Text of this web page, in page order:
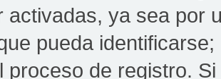
activadas, ya sea por
pueda
proceso de registro.